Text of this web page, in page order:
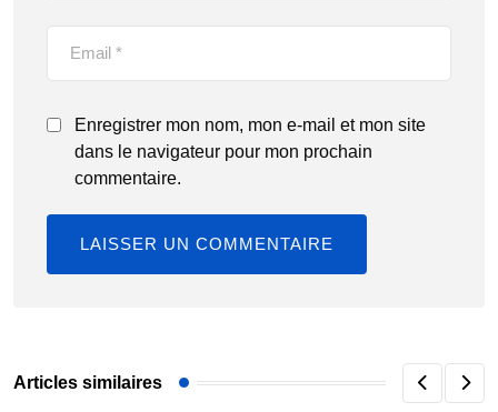
Enregistrer mon nom, mon e-mail et mon site
dans le navigateur pour mon prochain
commentaire.
Articles similaires